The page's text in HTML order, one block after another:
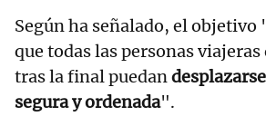
Según ha señalado, el
que todas las personas
tras la final puedan
segura y ordenada".